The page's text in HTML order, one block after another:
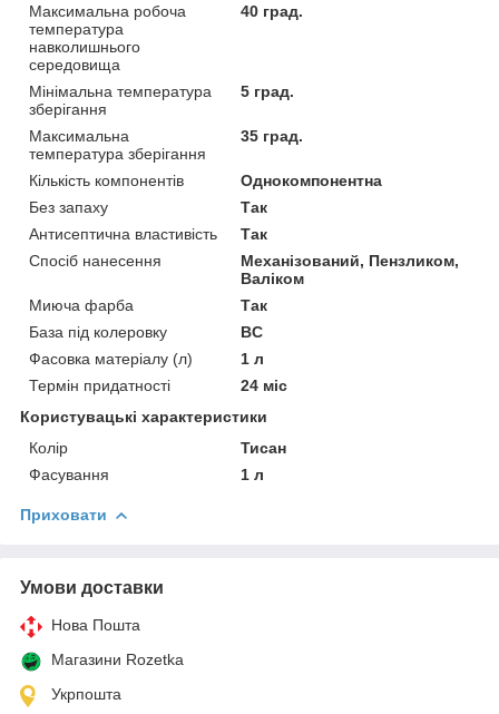
Максимальна робоча
температура
навколишнього
середовища
40 град.
Мінімальна температура
зберігання
5 град.
Максимальна
температура зберігання
35 град.
Кількість компонентів
Однокомпонентна
Без запаху
Так
Антисептична властивість
Так
Спосіб нанесення
Механізований, Пензликом,
Валіком
Миюча фарба
Так
База під колеровку
BC
Фасовка матеріалу (л)
1 л
Термін придатності
24 міс
Користувацькі характеристики
Колір
Тисан
Фасування
1 л
Приховати
Умови доставки
Нова Пошта
Магазини Rozetka
Укрпошта